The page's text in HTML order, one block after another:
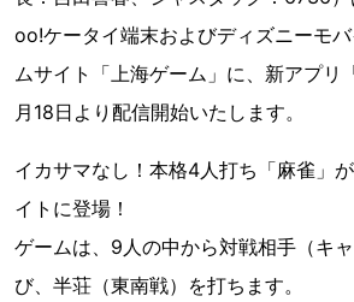
oo!ケータイ端末およびディズニーモ
ムサイト「上海ゲーム」に、新アプリ
月18日より配信開始いたします。
イカサマなし！本格4人打ち「麻雀」
イトに登場！
ゲームは、9人の中から対戦相手（キ
び、半荘（東南戦）を打ちます。